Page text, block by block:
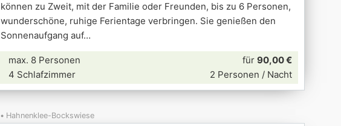
können zu Zweit, mit der Familie oder Freunden, bis zu 6 Personen,
wunderschöne, ruhige Ferientage verbringen. Sie genießen den
Sonnenaufgang auf
max. 8 Personen
4 Schlafzimmer
für 90,00 €
2 Personen / Nacht
Hahnenklee-Bockswiese